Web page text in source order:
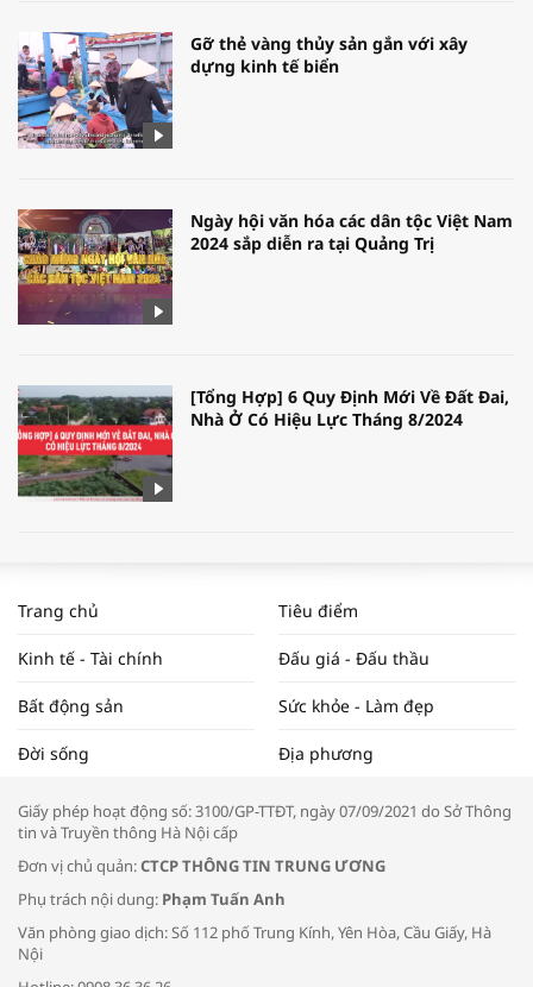
Gỡ thẻ vàng thủy sản gắn với xây
dựng kinh tế biển
Ngày hội văn hóa các dân tộc Việt Nam
2024 sắp diễn ra tại Quảng Trị
[Tổng Hợp] 6 Quy Định Mới Về Đất Đai,
Nhà Ở Có Hiệu Lực Tháng 8/2024
NAM NĂM 2024 VÀ NĂM 2025 | NHỊP
ĐẬP THỊ TRƯỜNG #62
Tọa đàm “Xúc tiến thương mại: Khơi
Bác sĩ tư vấn cách phòng tránh bệnh
đường hô hấp trong thời tiết giao mùa
Trang chủ Tiêu điểm
Kinh tế - Tài chính Đấu giá - Đấu thầu
Bất động sản Sức khỏe - Làm đẹp
Đời sống Địa phương
Giấy phép hoạt động số: 3100/GP-TTĐT, ngày 07/09/2021 do Sở Thông
tin và Truyền thông Hà Nội cấp
Đơn vị chủ quản:CTCP THÔNG TIN TRUNG ƯƠNG
Phụ trách nội dung: Phạm Tuấn Anh
Văn phòng giao dịch: Số 112 phố Trung Kính, Yên Hòa, Cầu Giấy, Hà
Nội